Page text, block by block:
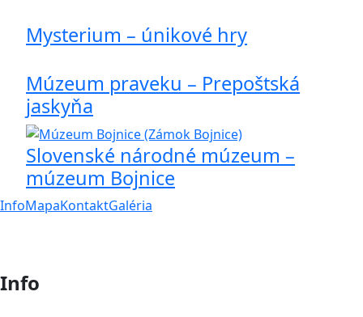
Mysterium – únikové hry
Múzeum praveku – Prepoštská
jaskyňa
Slovenské národné múzeum –
múzeum Bojnice
InfoMapaKontaktGaléria
Info